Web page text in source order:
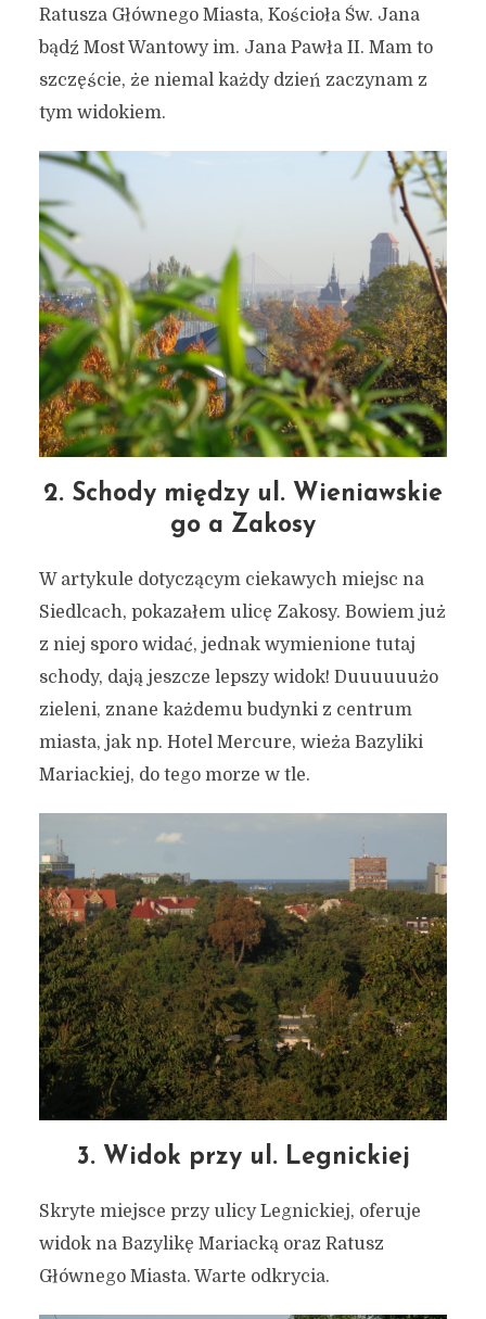
Ratusza Głównego Miasta, Kościoła Św. Jana
bądź Most Wantowy im. Jana Pawła II. Mam to
szczęście, że niemal każdy dzień zaczynam z
tym widokiem.
2. Schody między ul. Wieniawskie
go a Zakosy
W artykule dotyczącym ciekawych miejsc na
Siedlcach, pokazałem ulicę Zakosy. Bowiem już
z niej sporo widać, jednak wymienione tutaj
schody, dają jeszcze lepszy widok! Duuuuuużo
zieleni, znane każdemu budynki z centrum
miasta, jak np. Hotel Mercure, wieża Bazyliki
Mariackiej, do tego morze w tle.
3. Widok przy ul. Legnickiej
Skryte miejsce przy ulicy Legnickiej, oferuje
widok na Bazylikę Mariacką oraz Ratusz
Głównego Miasta. Warte odkrycia.